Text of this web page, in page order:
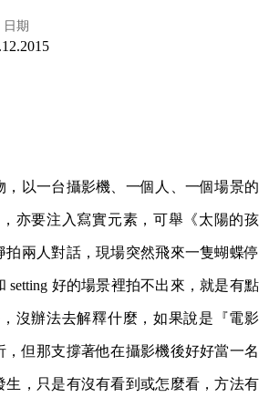
日期
以一台攝影機、一個人、一個場景的
亦要注入寫實元素，可舉《太陽的孩
兩人對話，現場突然飛來一隻蝴蝶停
好的場景裡拍不出來，就是有點
沒辦法去解釋什麼，如果說是『電影
但那支撐著他在攝影機後好好當一名
，只是有沒有看到或怎麼看，方法有